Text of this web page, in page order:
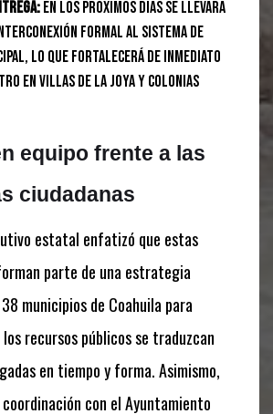
En los próximos días se llevará
formal al sistema de
lo que fortalecerá de inmediato
en Villas de la Joya y colonias
equipo frente a las
ciudadanas
estatal enfatizó que estas
parte de una estrategia
municipios de Coahuila para
recursos públicos se traduzcan
en tiempo y forma. Asimismo,
con el Ayuntamiento